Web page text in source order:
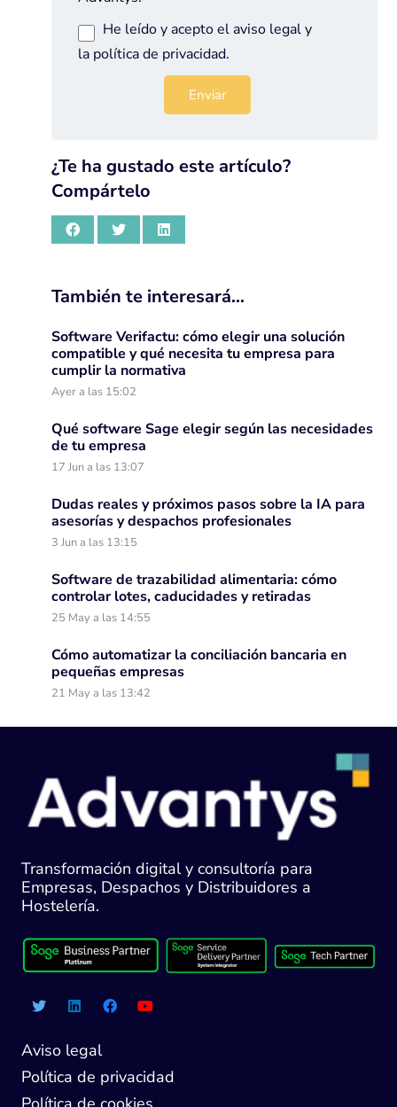
He leído y acepto el aviso legaly
la política de privacidad.
¿Te ha gustado este artículo?
Compártelo
También te interesará…
Software Verifactu: cómo elegir una solución
compatible y qué necesita tu empresa para
cumplir la normativa
Ayer a las 15:02
Qué software Sage elegir según las necesidades
de tu empresa
17 Jun a las 13:07
Dudas reales y próximos pasos sobre la IA para
asesorías y despachos profesionales
3 Jun a las 13:15
Software de trazabilidad alimentaria: cómo
controlar lotes, caducidades y retiradas
25 May a las 14:55
Cómo automatizar la conciliación bancaria en
pequeñas empresas
21 May a las 13:42
Transformación digital y consultoría para
Empresas, Despachos y Distribuidores a
Hostelería.
Aviso legal
Política de privacidad